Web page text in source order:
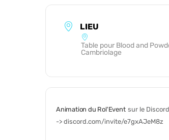
LIEU
Table pour Blood and
Cambriolage
Animation du Rol'Event sur le
-> discord.com/invite/e7gxAJeM8z